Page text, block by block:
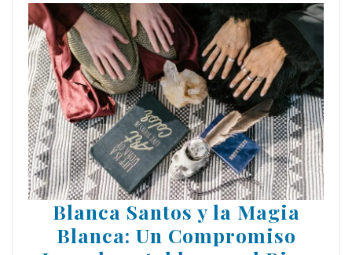
Blanca Santos y la Magia
Blanca: Un Compromiso